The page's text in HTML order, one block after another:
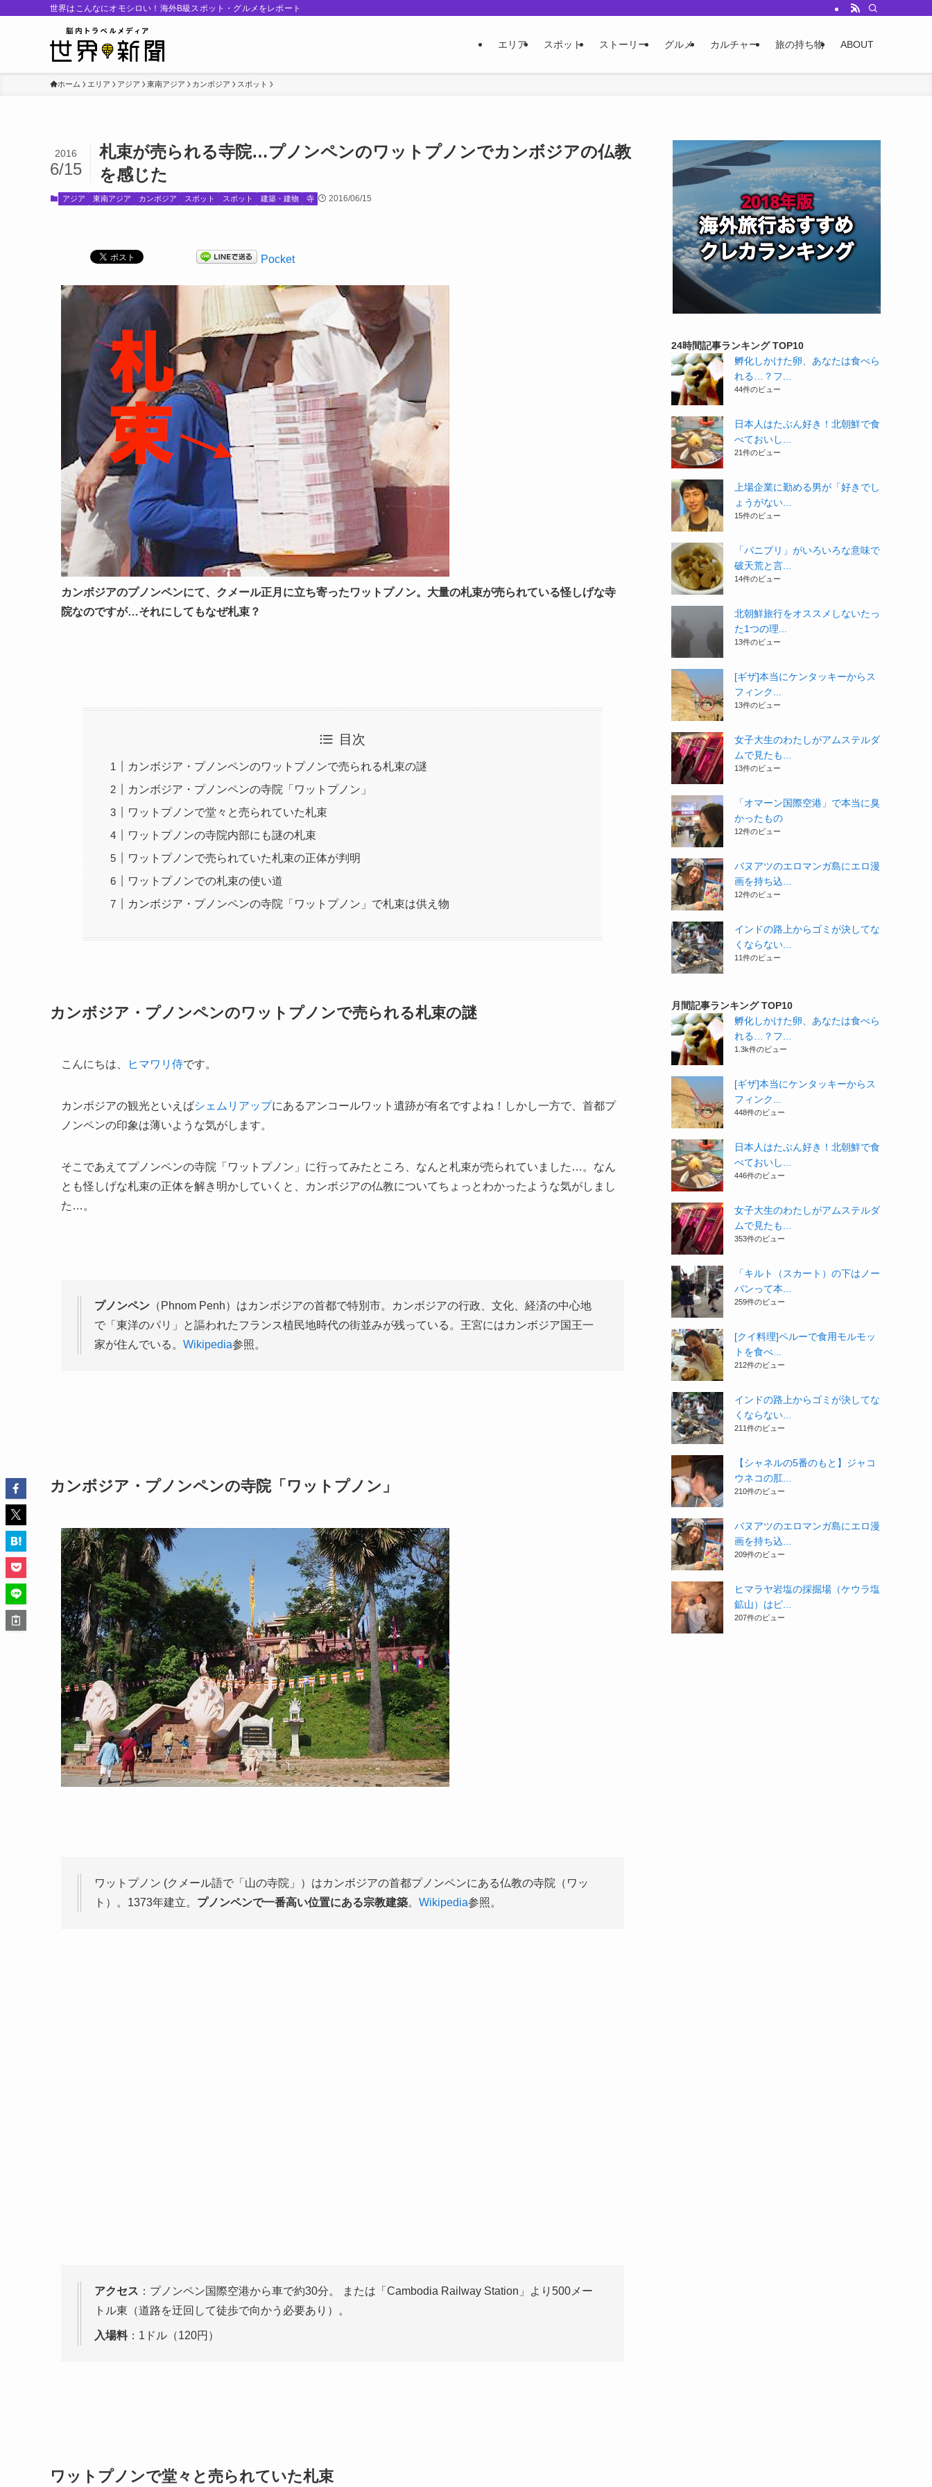
世界はこんなにオモシロい！海外B級スポット・グルメをレポート
エリア スポット ストーリー グルメ カルチャー 旅の持ち物 ABOUT
ホーム エリア アジア 東南アジア カンボジア スポット
札束が売られる寺院…プノンペンのワットプノンでカンボジアの仏教
を感じた
2016
6/15
アジア 東南アジア カンボジア スポット スポット 建築・建物 寺 2016/06/15
Pocket
カンボジアのプノンペンにて、クメール正月に立ち寄ったワットプノン。大量の札束が売られている怪しげな寺
院なのですが…それにしてもなぜ札束？
目次
カンボジア・プノンペンのワットプノンで売られる札束の謎
カンボジア・プノンペンの寺院「ワットプノン」
ワットプノンで堂々と売られていた札束
ワットプノンの寺院内部にも謎の札束
ワットプノンで売られていた札束の正体が判明
ワットプノンでの札束の使い道
カンボジア・プノンペンの寺院「ワットプノン」で札束は供え物
カンボジア・プノンペンのワットプノンで売られる札束の謎
こんにちは、 ヒマワリ侍です。
カンボジアの観光といえばシェムリアップにあるアンコールワット遺跡が有名ですよね！しかし一方で、首都プ
ノンペンの印象は薄いような気がします。
そこであえてプノンペンの寺院「ワットプノン」に行ってみたところ、なんと札束が売られていました…。なん
とも怪しげな札束の正体を解き明かしていくと、カンボジアの仏教についてちょっとわかったような気がしまし
た…。
プノンペン （Phnom Penh）はカンボジアの首都で特別市。カンボジアの行政、文化、経済の中心地
で「東洋のパリ」と謳われたフランス植民地時代の街並みが残っている。王宮にはカンボジア国王一
家が住んでいる。 Wikipedia参照。
カンボジア・プノンペンの寺院「ワットプノン」
ワットプノン (クメール語で「山の寺院」）はカンボジアの首都プノンペンにある仏教の寺院（ワッ
ト）。1373年建立。 プノンペンで一番高い位置にある宗教建築。 Wikipedia参照。
アクセス ：プノンペン国際空港から車で約30分。 または「Cambodia Railway Station」より500メー
トル東（道路を迂回して徒歩で向かう必要あり）。
入場料：1ドル（120円）
ワットプノンで堂々と売られていた札束
24時間記事ランキング TOP10
孵化しかけた卵、あなたは食べら
れる…？フ...
44件のビュー
日本人はたぶん好き！北朝鮮で食
べておいし...
21件のビュー
上場企業に勤める男が「好きでし
ょうがない...
15件のビュー
「パニプリ」がいろいろな意味で
破天荒と言...
14件のビュー
北朝鮮旅行をオススメしないたっ
た1つの理...
13件のビュー
[ギザ]本当にケンタッキーからス
フィンク...
13件のビュー
女子大生のわたしがアムステルダ
ムで見たも...
13件のビュー
「オマーン国際空港」で本当に臭
かったもの
12件のビュー
バヌアツのエロマンガ島にエロ漫
画を持ち込...
12件のビュー
インドの路上からゴミが決してな
くならない...
11件のビュー
月間記事ランキング TOP10
孵化しかけた卵、あなたは食べら
れる…？フ...
1.3k件のビュー
[ギザ]本当にケンタッキーからス
フィンク...
448件のビュー
日本人はたぶん好き！北朝鮮で食
べておいし...
446件のビュー
女子大生のわたしがアムステルダ
ムで見たも...
353件のビュー
「キルト（スカート）の下はノー
パンって本...
259件のビュー
[クイ料理]ペルーで食用モルモッ
トを食べ...
212件のビュー
インドの路上からゴミが決してな
くならない...
211件のビュー
【シャネルの5番のもと】ジャコ
ウネコの肛...
210件のビュー
バヌアツのエロマンガ島にエロ漫
画を持ち込...
209件のビュー
ヒマラヤ岩塩の採掘場（ケウラ塩
鉱山）はピ...
207件のビュー